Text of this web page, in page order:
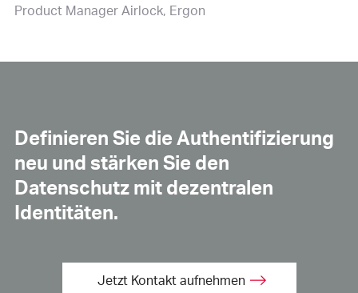
Product Manager Airlock, Ergon
Definieren Sie die Authentifizierung
neu und stärken Sie den
Datenschutz mit dezentralen
Identitäten.
Jetzt Kontakt aufnehmen